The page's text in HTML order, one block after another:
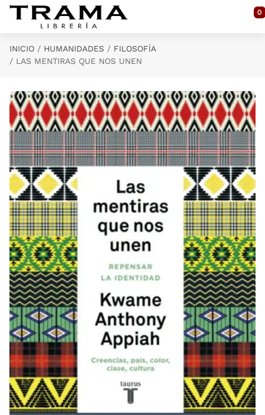
Saltar al contenido principal
0
INICIO HUMANIDADES
FILOSOFÍA
LAS MENTIRAS QUE NOS UNEN